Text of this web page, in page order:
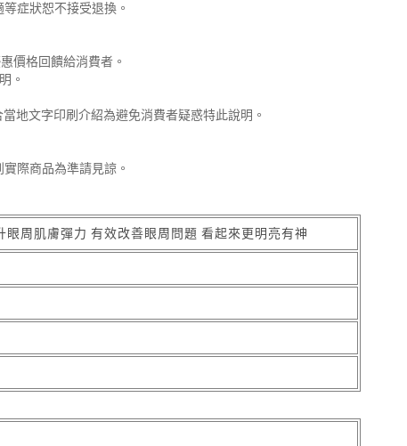
症狀恕不接受退換。
價格回饋給消費者。
。
地文字印刷介紹為避免消費者疑惑特此說明。
際商品為準請見諒。
眼周肌膚彈力 有效改善眼周問題 看起來更明亮有神